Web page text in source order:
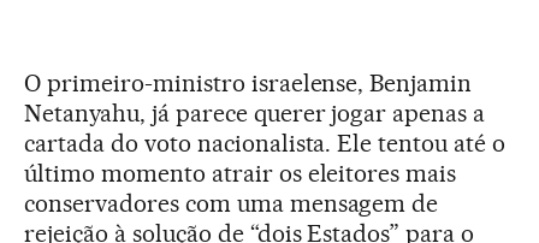
O primeiro-ministro israelense, Benjamin
Netanyahu, já parece querer jogar apenas a
cartada do voto nacionalista. Ele tentou até o
último momento atrair os eleitores mais
conservadores com uma mensagem de
rejeição à solução de “dois Estados” para o